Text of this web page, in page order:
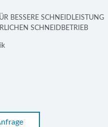
BESSERE SCHNEIDLEISTUNG
SCHNEIDBETRIEB